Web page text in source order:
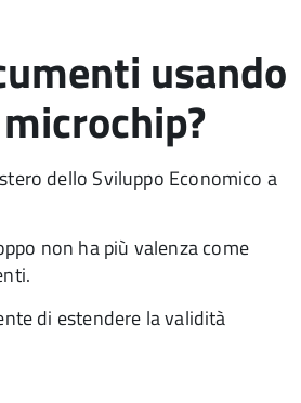
usando
dello Sviluppo Economico a
non ha più valenza come
di estendere la validità